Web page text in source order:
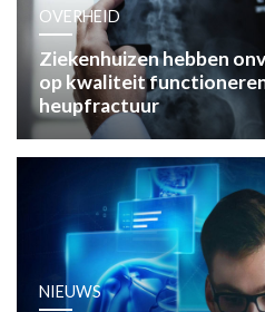
TARIEVEN
MEDISCHE
INLOGGEN
REGISTRATIE
OVERHEID
Ziekenhuizen hebben
op kwaliteit
heupfractuur
NIEUWS